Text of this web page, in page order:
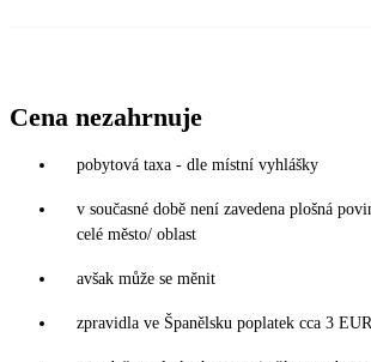
Cena nezahrnuje
pobytová taxa - dle místní vyhlášky
v současné době není zavedena plošná
celé město/ oblast
avšak může se měnit
zpravidla ve Španělsku poplatek cca 3